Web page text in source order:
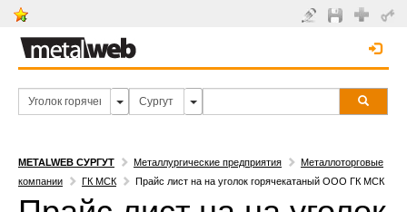
METALWEB СУРГУТ Металлургические предприятия
Металлоторговые
компании
ГК МСК Прайс лист на на уголок горячекатаный ООО ГК МСК